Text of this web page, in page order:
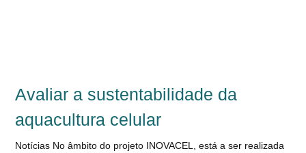
Avaliar a sustentabilidade da
aquacultura celular
Notícias No âmbito do projeto INOVACEL, está a ser realizada